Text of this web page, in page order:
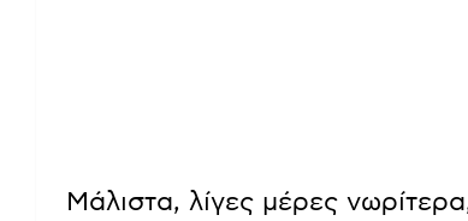
Μάλιστα, λίγες μέρες